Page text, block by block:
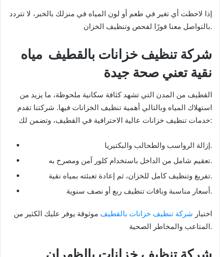
إذا لاحظت أي تغير في طعم أو لون المياه في منزلك بالخبر، لا تتردد
بالتواصل معنا فورًا لفحص وتنظيف الخزان.
شركة تنظيف خزانات بالقطيف مياه
نقية تعني صحة جيدة
القطيف من المدن التي تشهد كثافة سكانية ملحوظة، ما يزيد من
استهلاك المياه وبالتالي أهمية تنظيف الخزانات فيها. شركتنا تقدم
خدمات تنظيف خزانات عالية الاحترافية في القطيف، وتضمن لك:
إزالة الرواسب والطحالب والبكتيريا.
تعقيم شامل من الداخل باستخدام كلور آمن ومصرح به.
تفريغ وتنظيف كامل للخزان، ثم إعادة تعبئته بمياه نقية.
أسعار مناسبة وباقات تنظيف ربع أو نصف سنوية.
اختيار شركة تنظيف خزانات بالقطيف موثوقة يوفر عليك الكثير من
المتاعب والمخاطر الصحية.